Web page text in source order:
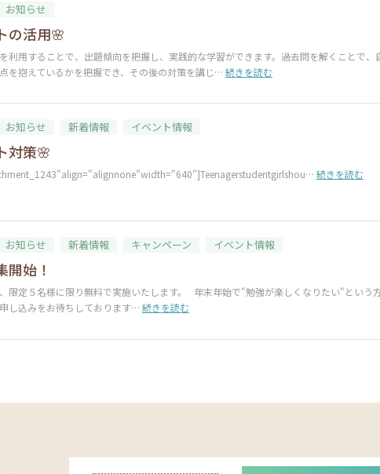
お知らせ
の活用🌸
利用することで、出題傾向を把握し、実践的な学習ができます。過去問を解くことで、
を抱えているかを把握でき、その後の対策を講じ… 続きを読む
お知らせ 新着情報 イベント情報
対策🌸
続きを読む
お知らせ 新着情報 キャンペーン イベント情報
開始！
限定５名様に限り無料で実施いたします。 年末年始で"勉強が楽しくなりたい"という
し込みをお待ちしております… 続きを読む